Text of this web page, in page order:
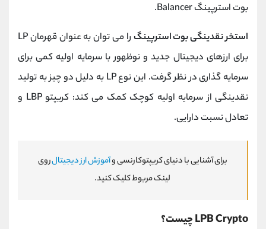
بوت استرپینگ Balancer.
استخر نقدینگی بوت استرپینگ
را می توان به عنوان قهرمان LP
برای ارزهای دیجیتال جدید و نوظهور با سرمایه اولیه کمی برای
سرمایه گذاری در نظر گرفت. این نوع LP به دلیل دو چیز به تولید
نقدینگی از سرمایه اولیه کوچک کمک می کند: کریپتو LBP و
تعادل نسبت دارایی.
برای آشنایی با دنیای کریپتوکارنسی وآموزش ارز دیجیتالروی
لینک مربوط کلیک کنید.
LPB Crypto چیست؟